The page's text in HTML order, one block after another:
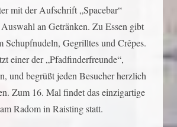
mit der Aufschrift „Spacebar“
an Getränken. Zu Essen gibt
Schupfnudeln, Gegrilltes und Crêpes.
einer der „Pfadfinderfreunde“,
und begrüßt jeden Besucher herzlich
Zum 16. Mal findet das einzigartige
Radom in Raisting statt.